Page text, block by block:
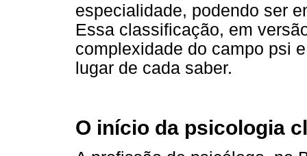
especialidade, podendo ser
Essa classificação, em
complexidade do campo psi
lugar de cada saber.
O início da psicologia